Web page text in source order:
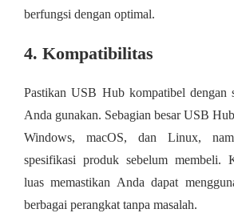
berfungsi dengan optimal.
4. Kompatibilitas
Pastikan USB Hub kompatibel dengan
Anda gunakan. Sebagian besar USB
Windows, macOS, dan Linux,
spesifikasi produk sebelum membeli.
luas memastikan Anda dapat
berbagai perangkat tanpa masalah.